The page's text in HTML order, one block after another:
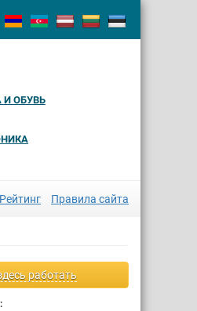
ОБУВЬ
Рейтинг Правила сайта
работать